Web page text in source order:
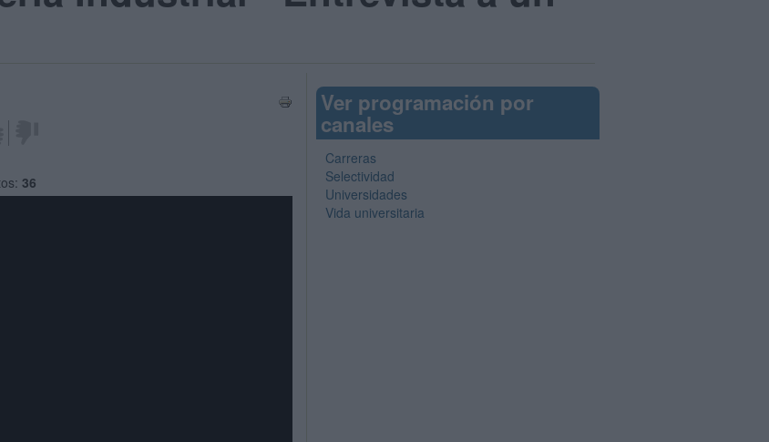
36
Ver programación por
canales
Carreras
Selectividad
Universidades
Vida universitaria